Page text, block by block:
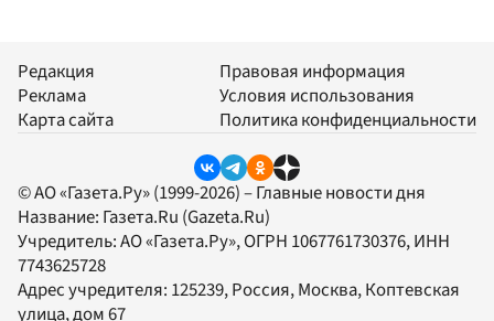
Редакция
Реклама
Карта сайта
Правовая информация
Условия использования
Политика конфиденциальности
© АО «Газета.Ру» (1999-2026) – Главные новости дня
Название: Газета.Ru (Gazeta.Ru)
Учредитель:АО «Газета.Ру», ОГРН 1067761730376, ИНН
7743625728
Адрес учредителя: 125239, Россия, Москва, Коптевская
улица, дом 67